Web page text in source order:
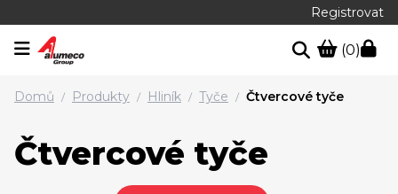
Registrovat
(0)
Domů / Produkty / Hliník / Tyče / Čtvercové tyče
Čtvercové tyče